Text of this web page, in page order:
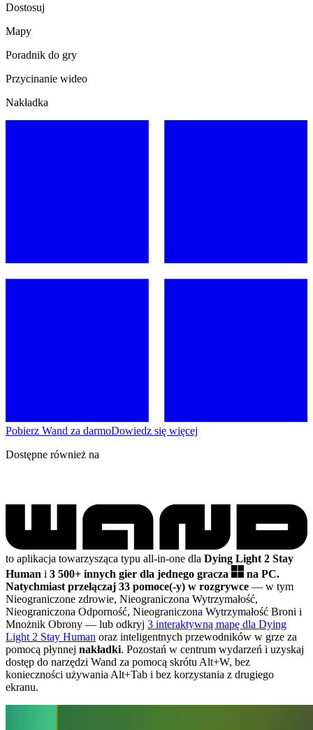
Dostosuj
Mapy
Poradnik do gry
Przycinanie wideo
Nakładka
Pobierz Wand za darmoDowiedz się więcej
Dostępne również na
to aplikacja towarzysząca typu all-in-one dla Dying Light 2 Stay
Human i 3 500+ innych gier dla jednego gracza
na PC.
Natychmiast przełączaj 33 pomoce(-y) w rozgrywce — w tym
Nieograniczone zdrowie, Nieograniczona Wytrzymałość,
Nieograniczona Odporność, Nieograniczona Wytrzymałość Broni i
Mnożnik Obrony — lub odkryj 3 interaktywną mapę dla Dying
Light 2 Stay Human oraz inteligentnych przewodników w grze za
pomocą płynnej nakładki. Pozostań w centrum wydarzeń i uzyskaj
dostęp do narzędzi Wand za pomocą skrótu Alt+W, bez
konieczności używania Alt+Tab i bez korzystania z drugiego
ekranu.